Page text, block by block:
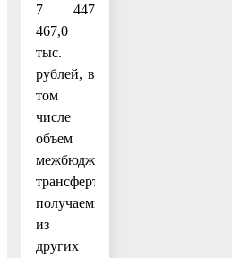
7 447
467,0
тыс.
рублей, в
том
числе
объем
межбюджетных
трансфертов,
получаемых
из
других